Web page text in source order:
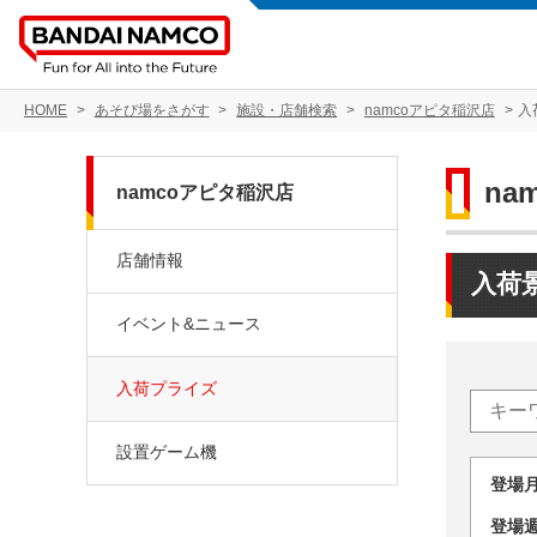
HOME あそび場をさがす 施設・店舗検索 namcoアピタ稲沢店 入
入荷
登
登
namcoアピタ稲沢店
店舗情報
イベント&ニュース
入荷プライズ
設置ゲーム機